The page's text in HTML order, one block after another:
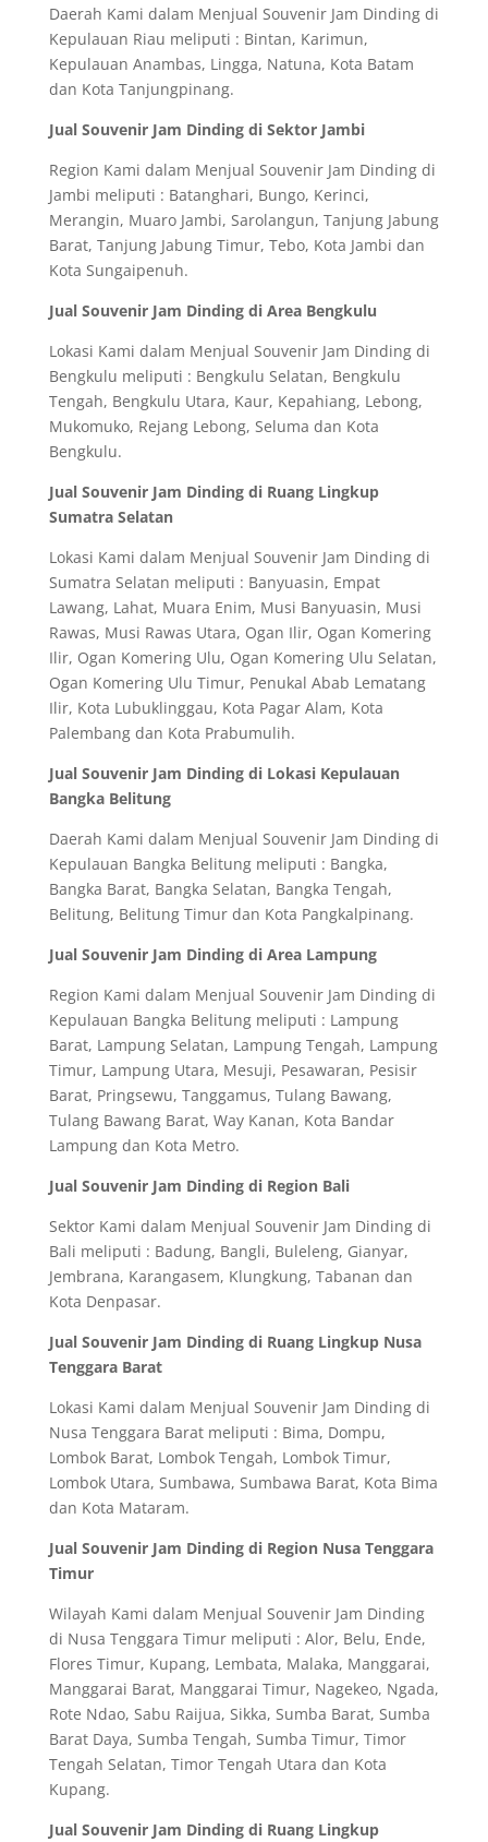
Daerah Kami dalam Menjual Souvenir Jam Dinding di
Kepulauan Riau meliputi : Bintan, Karimun,
Kepulauan Anambas, Lingga, Natuna, Kota Batam
dan Kota Tanjungpinang.
Jual Souvenir Jam Dinding di Sektor Jambi
Region Kami dalam Menjual Souvenir Jam Dinding di
Jambi meliputi : Batanghari, Bungo, Kerinci,
Merangin, Muaro Jambi, Sarolangun, Tanjung Jabung
Barat, Tanjung Jabung Timur, Tebo, Kota Jambi dan
Kota Sungaipenuh.
Jual Souvenir Jam Dinding di Area Bengkulu
Lokasi Kami dalam Menjual Souvenir Jam Dinding di
Bengkulu meliputi : Bengkulu Selatan, Bengkulu
Tengah, Bengkulu Utara, Kaur, Kepahiang, Lebong,
Mukomuko, Rejang Lebong, Seluma dan Kota
Bengkulu.
Jual Souvenir Jam Dinding di Ruang Lingkup
Sumatra Selatan
Lokasi Kami dalam Menjual Souvenir Jam Dinding di
Sumatra Selatan meliputi : Banyuasin, Empat
Lawang, Lahat, Muara Enim, Musi Banyuasin, Musi
Rawas, Musi Rawas Utara, Ogan Ilir, Ogan Komering
Ilir, Ogan Komering Ulu, Ogan Komering Ulu Selatan,
Ogan Komering Ulu Timur, Penukal Abab Lematang
Ilir, Kota Lubuklinggau, Kota Pagar Alam, Kota
Palembang dan Kota Prabumulih.
Jual Souvenir Jam Dinding di Lokasi Kepulauan
Bangka Belitung
Daerah Kami dalam Menjual Souvenir Jam Dinding di
Kepulauan Bangka Belitung meliputi : Bangka,
Bangka Barat, Bangka Selatan, Bangka Tengah,
Belitung, Belitung Timur dan Kota Pangkalpinang.
Jual Souvenir Jam Dinding di Area Lampung
Region Kami dalam Menjual Souvenir Jam Dinding di
Kepulauan Bangka Belitung meliputi : Lampung
Barat, Lampung Selatan, Lampung Tengah, Lampung
Timur, Lampung Utara, Mesuji, Pesawaran, Pesisir
Barat, Pringsewu, Tanggamus, Tulang Bawang,
Tulang Bawang Barat, Way Kanan, Kota Bandar
Lampung dan Kota Metro.
Jual Souvenir Jam Dinding di Region Bali
Sektor Kami dalam Menjual Souvenir Jam Dinding di
Bali meliputi : Badung, Bangli, Buleleng, Gianyar,
Jembrana, Karangasem, Klungkung, Tabanan dan
Kota Denpasar.
Jual Souvenir Jam Dinding di Ruang Lingkup Nusa
Tenggara Barat
Lokasi Kami dalam Menjual Souvenir Jam Dinding di
Nusa Tenggara Barat meliputi : Bima, Dompu,
Lombok Barat, Lombok Tengah, Lombok Timur,
Lombok Utara, Sumbawa, Sumbawa Barat, Kota Bima
dan Kota Mataram.
Jual Souvenir Jam Dinding di Region Nusa Tenggara
Timur
Wilayah Kami dalam Menjual Souvenir Jam Dinding
di Nusa Tenggara Timur meliputi : Alor, Belu, Ende,
Flores Timur, Kupang, Lembata, Malaka, Manggarai,
Manggarai Barat, Manggarai Timur, Nagekeo, Ngada,
Rote Ndao, Sabu Raijua, Sikka, Sumba Barat, Sumba
Barat Daya, Sumba Tengah, Sumba Timur, Timor
Tengah Selatan, Timor Tengah Utara dan Kota
Kupang.
Jual Souvenir Jam Dinding di Ruang Lingkup